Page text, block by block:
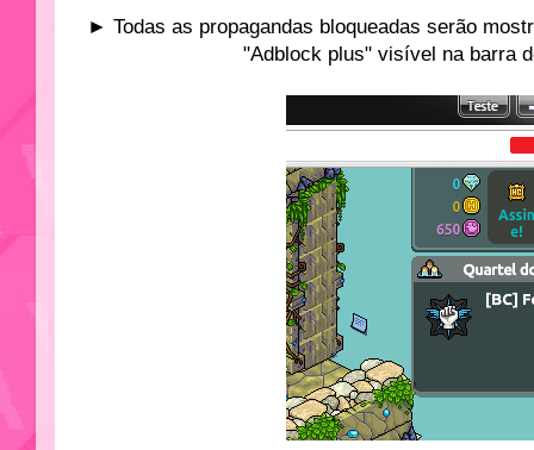
► Todas as propagandas bloqueadas serão
"Adblock plus" visível na barra